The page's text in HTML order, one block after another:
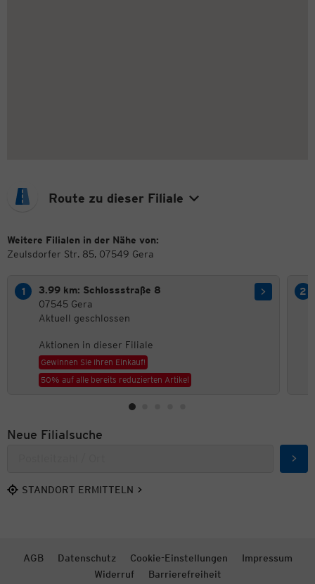
Route zu dieser Filiale
Weitere Filialen in der Nähe von:
Zeulsdorfer Str. 85, 07549 Gera
3.99 km: Schlossstraße 8
07545 Gera
Aktuell geschlossen
Aktionen in dieser Filiale
Gewinnen Sie Ihren Einkauf!
50% auf alle bereits reduzierten Artikel
Neue Filialsuche
STANDORT ERMITTELN
AGB Datenschutz Cookie-Einstellungen
Impressum
Widerruf
Barrierefreiheit